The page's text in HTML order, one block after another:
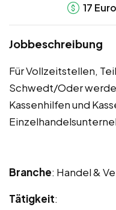
17 Euro
Jobbeschreibung
Für Vollzeitstellen,
Schwedt/Oder
Kassenhilfen und
Branche: Handel &
Tätigkeit: